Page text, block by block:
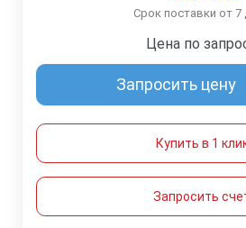
Срок поставки от 7
Цена по
Запросить цену
Купить в 1
Запросить